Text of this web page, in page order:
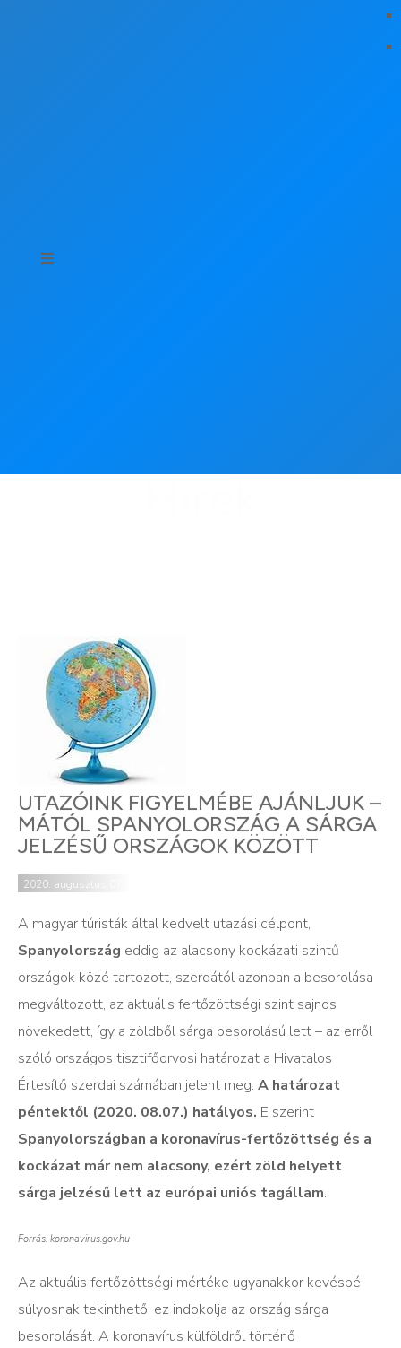
UTAZÓINK FIGYELMÉBE AJÁNLJUK –
MÁTÓL SPANYOLORSZÁG A SÁRGA
JELZÉSŰ ORSZÁGOK KÖZÖTT
2020. augusztus 07.
A magyar túristák által kedvelt utazási célpont,
Spanyolország eddig az alacsony kockázati szintű
országok közé tartozott, szerdától azonban a besorolása
megváltozott, az aktuális fertőzöttségi szint sajnos
növekedett, így a zöldből sárga besorolású lett – az erről
szóló országos tisztifőorvosi határozat a Hivatalos
Értesítő szerdai számában jelent meg. A határozat
péntektől (2020. 08.07.) hatályos. E szerint
Spanyolországban a koronavírus-fertőzöttség és a
kockázat már nem alacsony, ezért zöld helyett
sárga jelzésű lett az európai uniós tagállam.
Forrás: koronavirus.gov.hu
Az aktuális fertőzöttségi mértéke ugyanakkor kevésbé
súlyosnak tekinthető, ez indokolja az ország sárga
besorolását. A koronavírus külföldről történő